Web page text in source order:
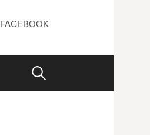
FACEBOOK
検